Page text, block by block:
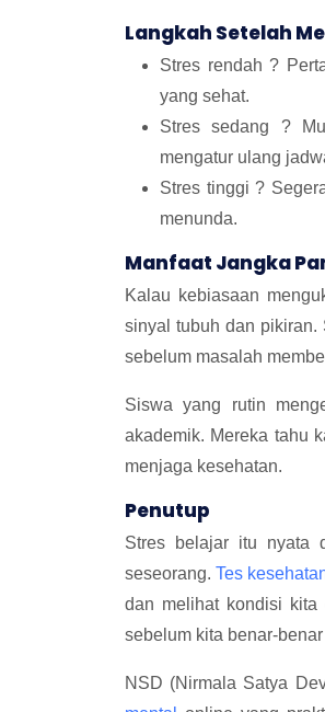
Langkah Setelah
Stres rendah ?
yang sehat.
Stres sedang ?
mengatur ulang
Stres tinggi ?
menunda.
Manfaat Jangka
Kalau kebiasaan
sinyal tubuh dan pikiran.
sebelum masalah
Siswa yang rutin
akademik. Mereka tahu
menjaga kesehatan.
Penutup
Stres belajar itu nyata
seseorang.Tes
dan melihat kondisi
sebelum kita benar-
NSD (Nirmala Satya